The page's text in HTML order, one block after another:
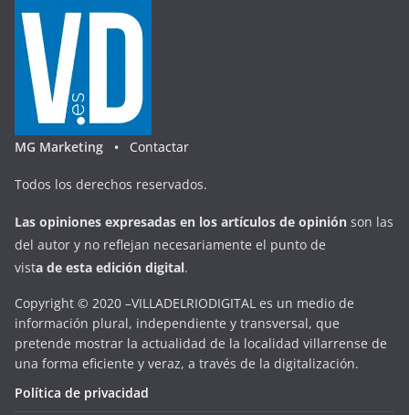
MG Marketing • Contactar
Todos los derechos reservados.
Las opiniones expresadas en los artículos de opinión son las
del autor y no reflejan necesariamente el punto de
vista de esta edición digital.
Copyright © 2020 –VILLADELRIODIGITAL es un medio de
información plural, independiente y transversal, que
pretende mostrar la actualidad de la localidad villarrense de
una forma eficiente y veraz, a través de la digitalización.
Política de privacidad